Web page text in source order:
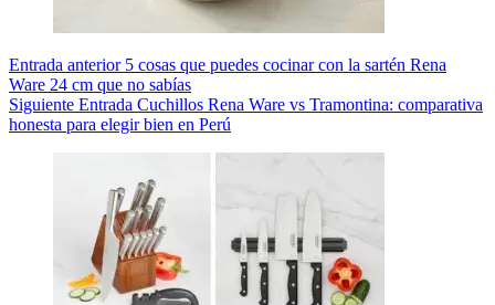
Entrada anterior 5 cosas que puedes cocinar con la sartén Rena
Ware 24 cm que no sabías
Siguiente Entrada Cuchillos Rena Ware vs Tramontina: comparativa
honesta para elegir bien en Perú